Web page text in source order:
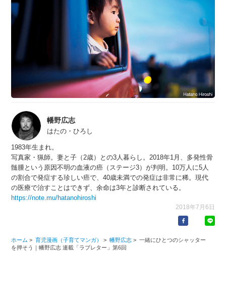
幡野広志
はたの・ひろし
1983年生まれ。
写真家・猟師。妻と子（2歳）との3人暮らし。2018年1月、多発性骨
髄腫という原因不明の血液の癌（ステージ3）が判明。10万人に5人
の割合で発症する珍しい癌で、40歳未満での発症は非常に稀。現代
の医療で治すことはできず、余命は3年と診断されている。
https://note.mu/hatanohiroshi
2018年7月6日
ホーム > 育児漫画（子育てマンガ） > 幡野広志 > 一緒にひとつのシャッター
を押そう｜幡野広志 連載「ラブレター」第6回